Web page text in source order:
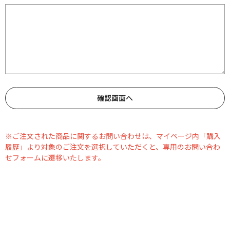
※ご注文された商品に関するお問い合わせは、マイページ内「購入
履歴」より対象のご注文を選択していただくと、専用のお問い合わ
せフォームに遷移いたします。